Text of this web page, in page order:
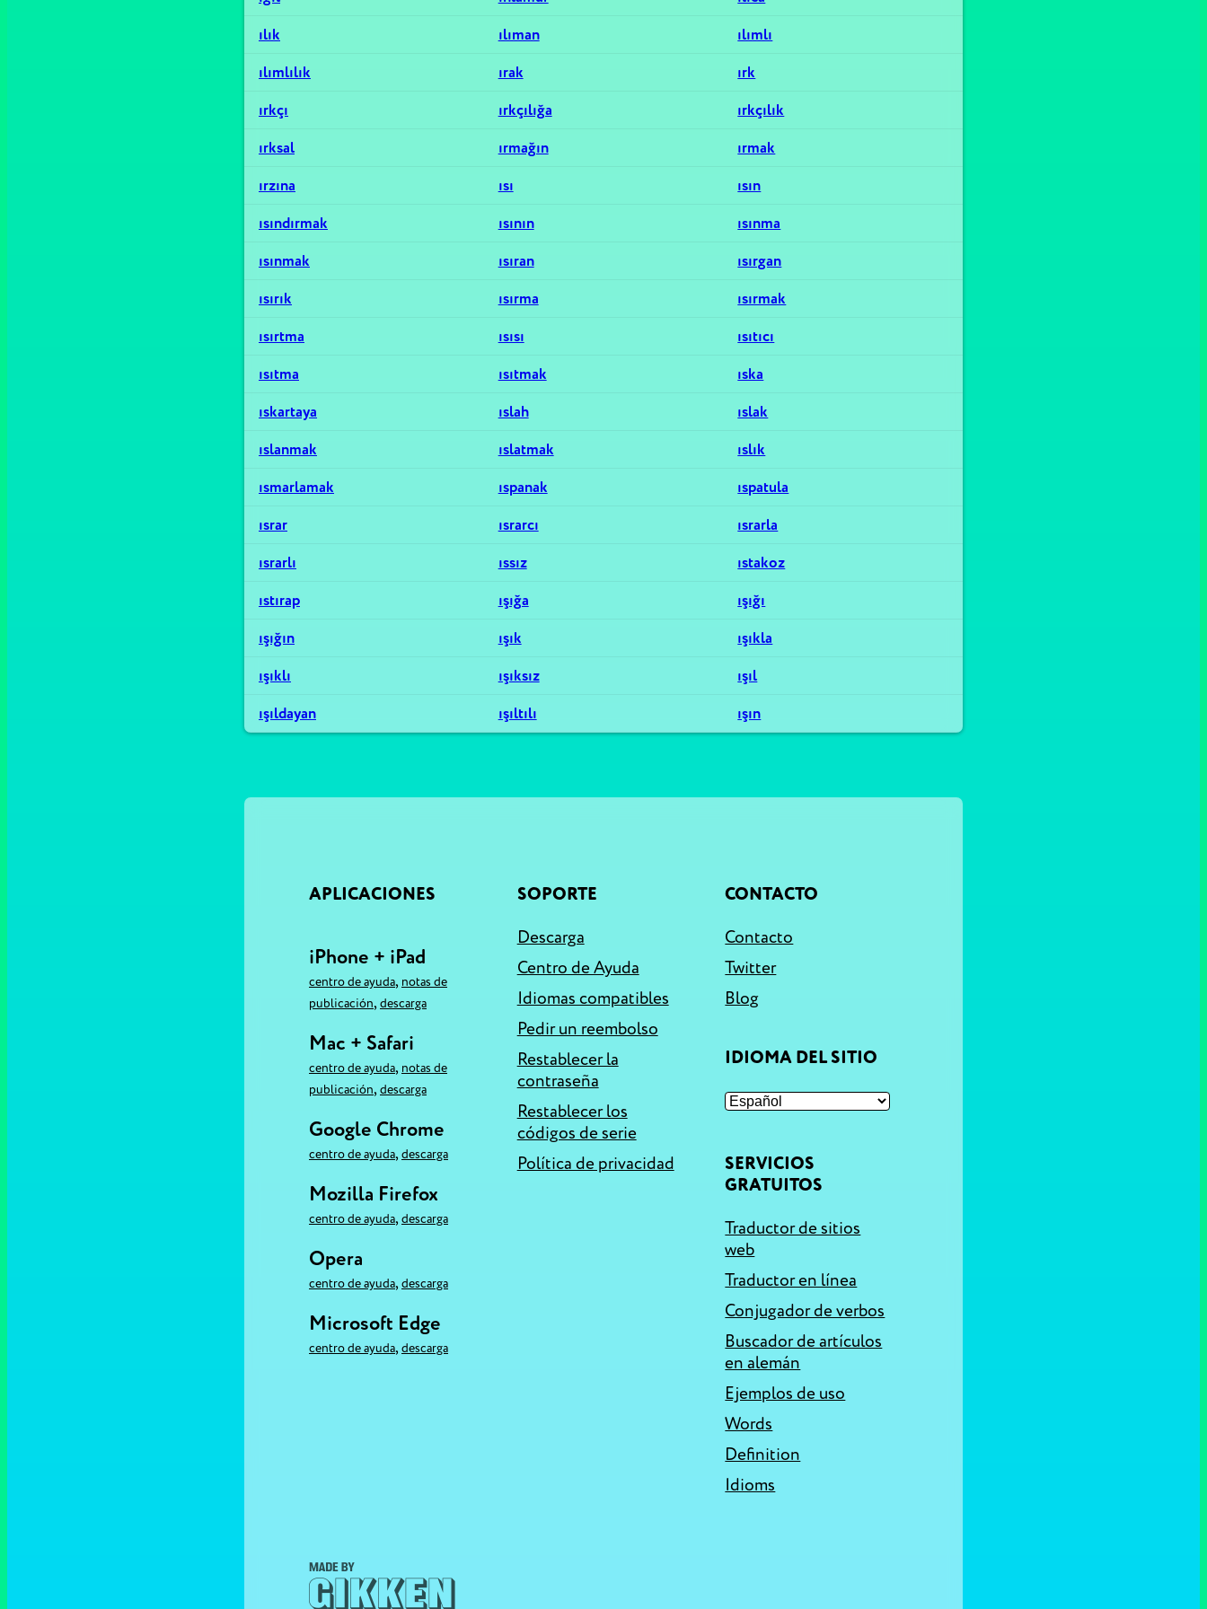
ılık
ılıman
ılımlı
ılımlılık
ırak
ırk
ırkçı
ırkçılığa
ırkçılık
ırksal
ırmağın
ırmak
ırzına
ısı
ısın
ısındırmak
ısının
ısınma
ısınmak
ısıran
ısırgan
ısırık
ısırma
ısırmak
ısırtma
ısısı
ısıtıcı
ısıtma
ısıtmak
ıska
ıskartaya
ıslah
ıslak
ıslanmak
ıslatmak
ıslık
ısmarlamak
ıspanak
ıspatula
ısrar
ısrarcı
ısrarla
ısrarlı
ıssız
ıstakoz
ıstırap
ışığa
ışığı
ışığın
ışık
ışıkla
ışıklı
ışıksız
ışıl
ışıldayan
ışıltılı ışın
APLICACIONES
iPhone + iPad
centro de ayuda, notas de
publicación, descarga
Mac + Safari
centro de ayuda, notas de
publicación, descarga
Google Chrome
centro de ayuda, descarga
Mozilla Firefox
centro de ayuda, descarga
Opera
centro de ayuda, descarga
Microsoft Edge
centro de ayuda, descarga
SOPORTE
Descarga
Centro de Ayuda
Idiomas compatibles
Pedir un reembolso
Restablecer la
contraseña
Restablecer los
códigos de serie
Política de privacidad
CONTACTO
Contacto
Twitter
Blog
IDIOMA DEL SITIO
SERVICIOS
GRATUITOS
Traductor de sitios
web
Traductor en línea
Conjugador de verbos
Buscador de artículos
en alemán
Ejemplos de uso
Words
Definition
Idioms